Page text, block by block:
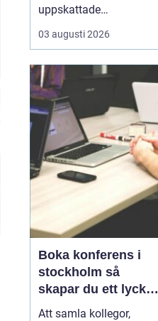
uppskattade
byggmaterialen för både
privatpersoner och
väljer cement- och
betongblock när de vill
bygga hållbart,
kostnadseffektivt och
med l&ari...
03 augusti 2026
Boka konferens i
stockholm så
skapar du ett lyckat
möte
Att samla kollegor,